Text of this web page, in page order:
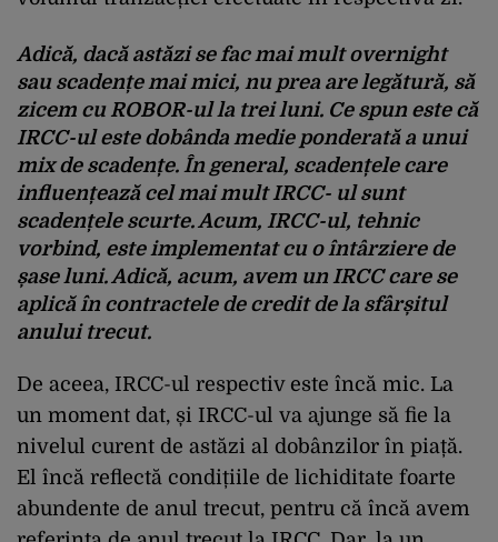
Adică, dacă astăzi se fac mai mult overnight
sau scadențe mai mici, nu prea are legătură, să
zicem cu ROBOR-ul la trei luni. Ce spun este că
IRCC-ul este dobânda medie ponderată a unui
mix de scadențe. În general, scadențele care
influențează cel mai mult IRCC- ul sunt
scadențele scurte. Acum, IRCC-ul, tehnic
vorbind, este implementat cu o întârziere de
șase luni. Adică, acum, avem un IRCC care se
aplică în contractele de credit de la sfârșitul
anului trecut.
De aceea, IRCC-ul respectiv este încă mic. La
un moment dat, și IRCC-ul va ajunge să fie la
nivelul curent de astăzi al dobânzilor în piață.
El încă reflectă condițiile de lichiditate foarte
abundente de anul trecut, pentru că încă avem